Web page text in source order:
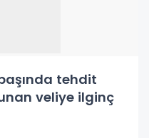
tehdit
veliye ilginç